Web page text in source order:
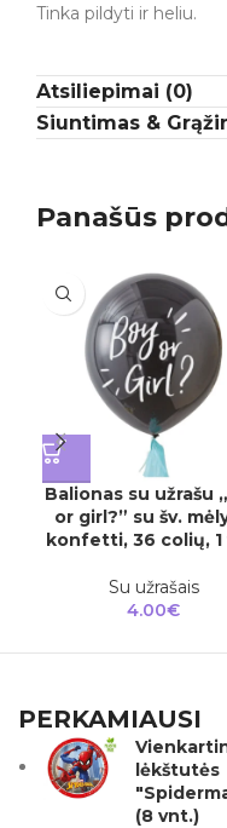
Tinka pildyti ir heliu.
Atsiliepimai (0)
Siuntimas &
Panašūs
Balionas su užrašu
or girl?” su šv.
konfetti, 36 colių, 1
Su užrašais
4.00€
PERKAMIAUSI
lėkštutės
(8 vnt.)